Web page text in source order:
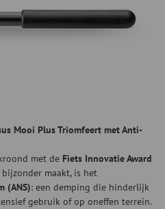
Mooi Plus Triomfeert met Anti-
met de Fiets Innovatie Award
bijzonder maakt, is het
(ANS): een demping die hinderlijk
gebruik of op oneffen terrein.